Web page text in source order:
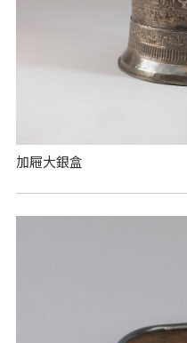
加屜大銀盒